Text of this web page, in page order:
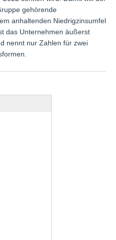
gehörende
anhaltenden Niedrigzinsumfeld
das Unternehmen äußerst
nennt nur Zahlen für zwei